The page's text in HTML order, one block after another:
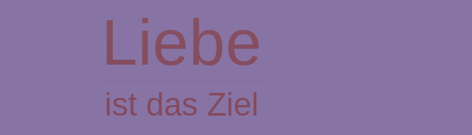
Liebe
ist das Ziel